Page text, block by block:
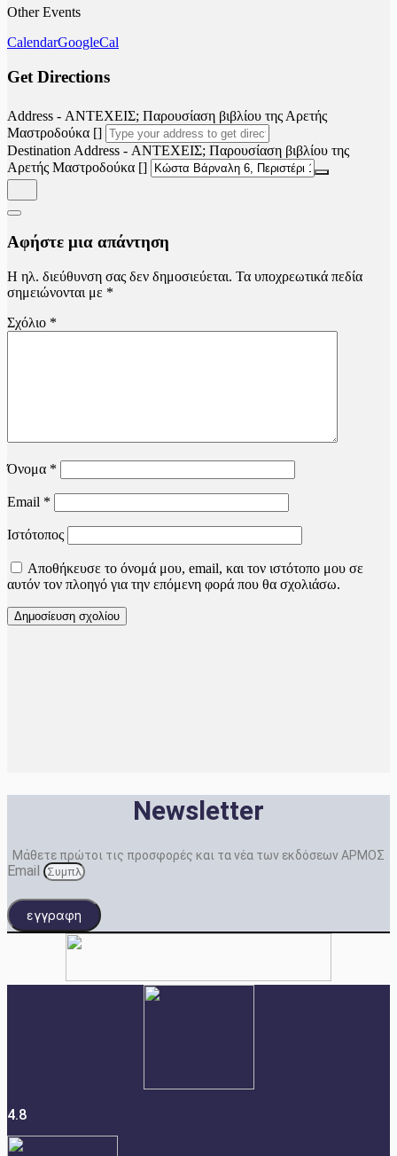
Other Events
CalendarGoogleCal
Get Directions
Address - ΑΝΤΕΧΕΙΣ; Παρουσίαση βιβλίου της Αρετής
Μαστροδούκα []
Destination Address - ΑΝΤΕΧΕΙΣ; Παρουσίαση βιβλίου της
Αρετής Μαστροδούκα []
Αφήστε μια απάντηση
Η ηλ. διεύθυνση σας δεν δημοσιεύεται. Τα υποχρεωτικά πεδία
σημειώνονται με *
Σχόλιο *
Όνομα *
Email *
Ιστότοπος
Αποθήκευσε το όνομά μου, email, και τον ιστότοπο μου σε
αυτόν τον πλοηγό για την επόμενη φορά που θα σχολιάσω.
Newsletter
Μάθετε πρώτοι τις προσφορές και τα νέα των εκδόσεων ΑΡΜΟΣ
Email
εγγραφη
4.8